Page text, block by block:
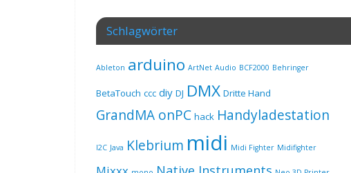
Schlagwörter
Ableton arduino ArtNet Audio BCF2000 Behringer
BetaTouch ccc diy DJ DMX Dritte Hand
GrandMA onPC hack Handyladestation
I2C Java Klebrium midi Midi Fighter Midifighter